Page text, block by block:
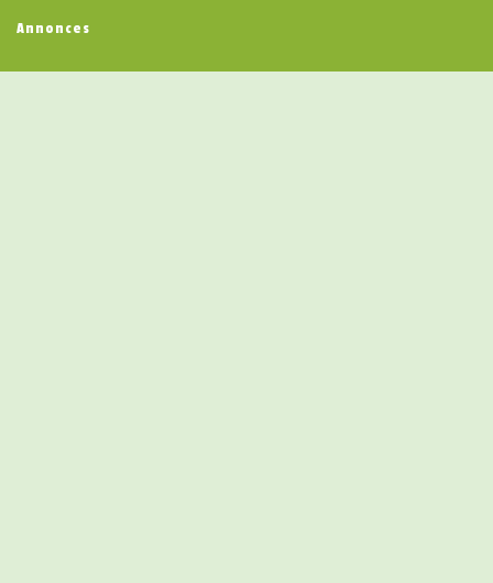
Annonces